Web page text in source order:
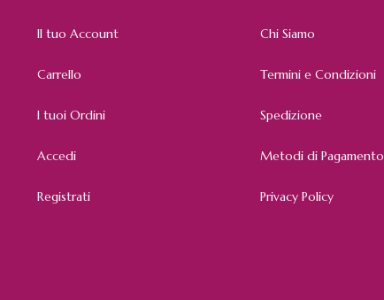
Il tuo Account
Carrello
I tuoi Ordini
Accedi
Registrati
Chi Siamo
Termini e Condizioni
Spedizione
Metodi di Pagamento
Privacy Policy